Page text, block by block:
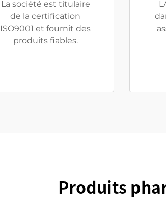
La société est titulaire
de la certification
ISO9001 et fournit des
produits fiables.
Produits